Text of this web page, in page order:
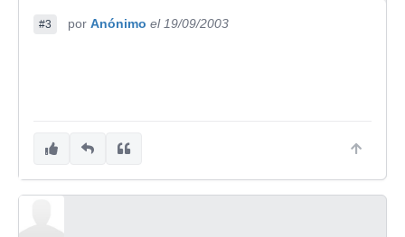
#3 por Anónimo el 19/09/2003